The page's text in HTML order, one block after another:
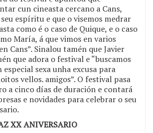
cun cineasta cercano a Cans,
espíritu e que o visemos medrar
como é o caso de Quique, e o caso
María, á que vimos en varios
Cans”. Sinalou tamén que Javier
que adora o festival e “buscamos
especial sexa unha excusa para
vellos. amigos”. O festival pasa
a cinco días de duración e contará
e novidades para celebrar o seu
XX ANIVERSARIO